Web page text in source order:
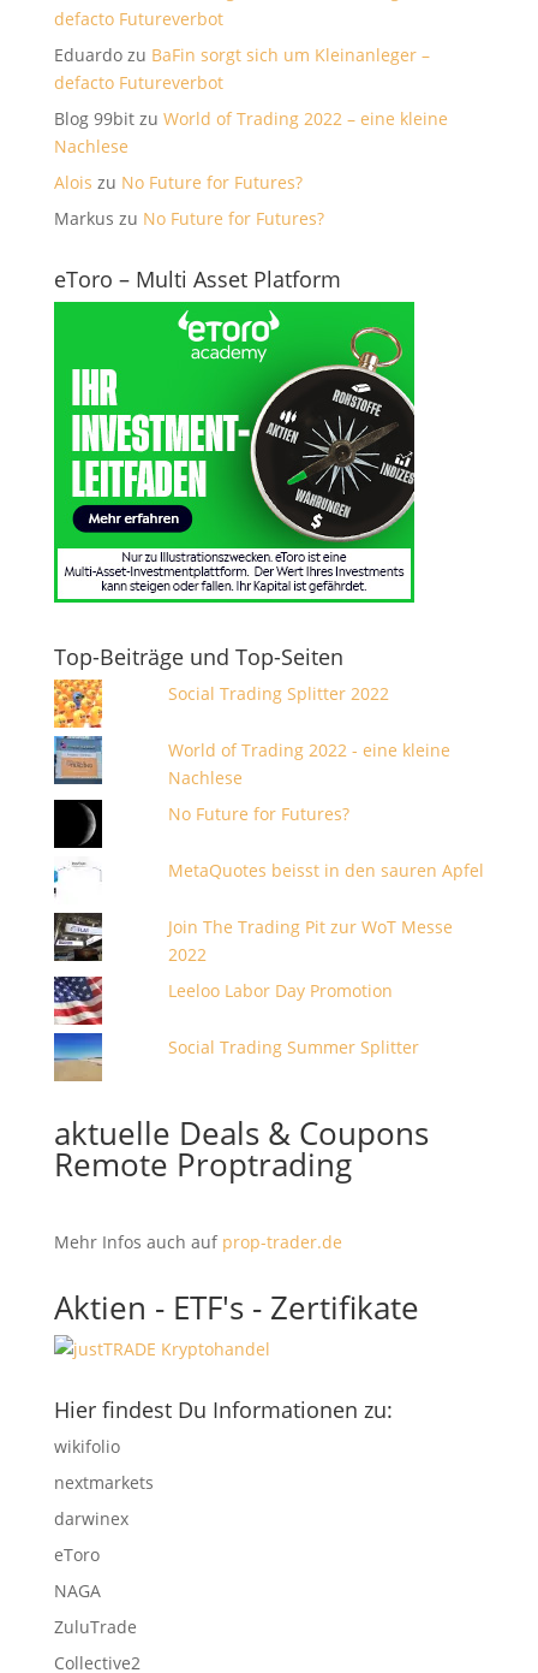
defacto Futureverbot
Eduardozu BaFin sorgt sich um Kleinanleger –
defacto Futureverbot
Blog 99bitzu World of Trading 2022 – eine kleine
Nachlese
Alois zu No Future for Futures?
Markus zu No Future for Futures?
eToro – Multi Asset Platform
Top-Beiträge und Top-Seiten
Social Trading Splitter 2022
World of Trading 2022 - eine kleine
Nachlese
No Future for Futures?
MetaQuotes beisst in den sauren Apfel
Join The Trading Pit zur WoT Messe
2022
Leeloo Labor Day Promotion
Social Trading Summer Splitter
aktuelle Deals & Coupons
Remote Proptrading
Mehr Infos auch auf prop-trader.de
Aktien - ETF's - Zertifikate
Hier findest Du Informationen zu:
wikifolio
nextmarkets
darwinex
eToro
NAGA
ZuluTrade
Collective2